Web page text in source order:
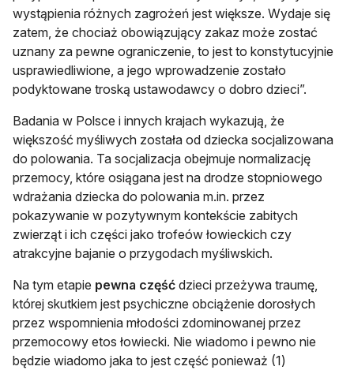
wystąpienia różnych zagrożeń jest większe. Wydaje się
zatem, że chociaż obowiązujący zakaz może zostać
uznany za pewne ograniczenie, to jest to konstytucyjnie
usprawiedliwione, a jego wprowadzenie zostało
podyktowane troską ustawodawcy o dobro dzieci”.
Badania w Polsce i innych krajach wykazują, że
większość myśliwych została od dziecka socjalizowana
do polowania. Ta socjalizacja obejmuje normalizację
przemocy, które osiągana jest na drodze stopniowego
wdrażania dziecka do polowania m.in. przez
pokazywanie w pozytywnym kontekście zabitych
zwierząt i ich części jako trofeów łowieckich czy
atrakcyjne bajanie o przygodach myśliwskich.
Na tym etapie pewna część dzieci przeżywa traumę,
której skutkiem jest psychiczne obciążenie dorosłych
przez wspomnienia młodości zdominowanej przez
przemocowy etos łowiecki. Nie wiadomo i pewno nie
będzie wiadomo jaka to jest część ponieważ (1)